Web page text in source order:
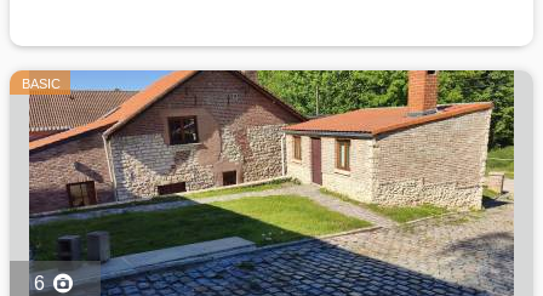
BASIC
6